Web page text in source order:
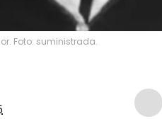
Foto: suministrada.